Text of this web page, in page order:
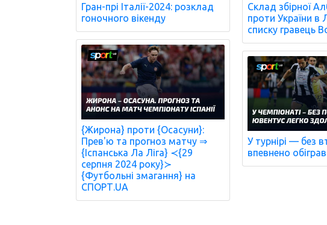
Гран-прі Італії-2024: розклад
гоночного вікенду
{Жирона} проти {Осасуни}:
Прев'ю та прогноз матчу ⇒
{Іспанська Ла Ліга} ≺{29
серпня 2024 року}≻
{Футбольні змагання} на
СПОРТ.UA
Склад збірної
проти України в
списку гравець
У турнірі — без
впевнено